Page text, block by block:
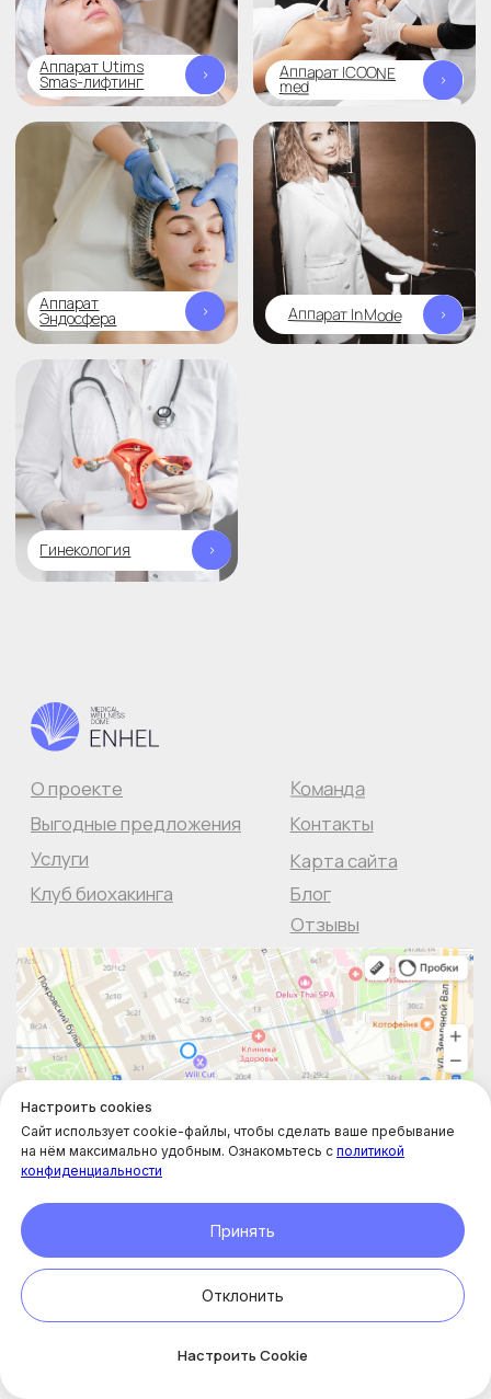
Настроить cookies
Сайт использует cookie-файлы, чтобы сделать ваше пребывание
на нём максимально удобным. Ознакомьтесь с политикой
конфиденциальности
Принять
Отклонить
Настроить Cookie
запись